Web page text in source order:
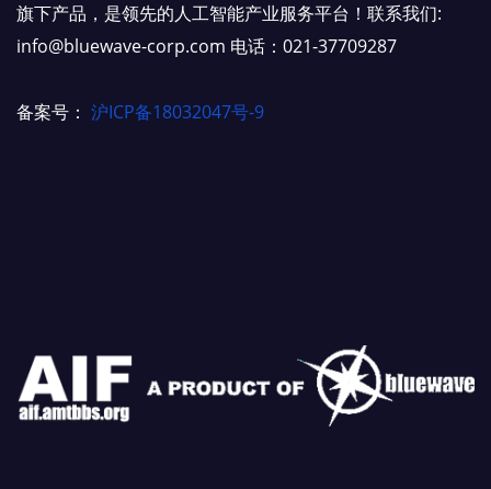
旗下产品，是领先的人工智能产业服务平台！联系我们:
info@bluewave-corp.com 电话：021-37709287
备案号： 沪ICP备18032047号-9